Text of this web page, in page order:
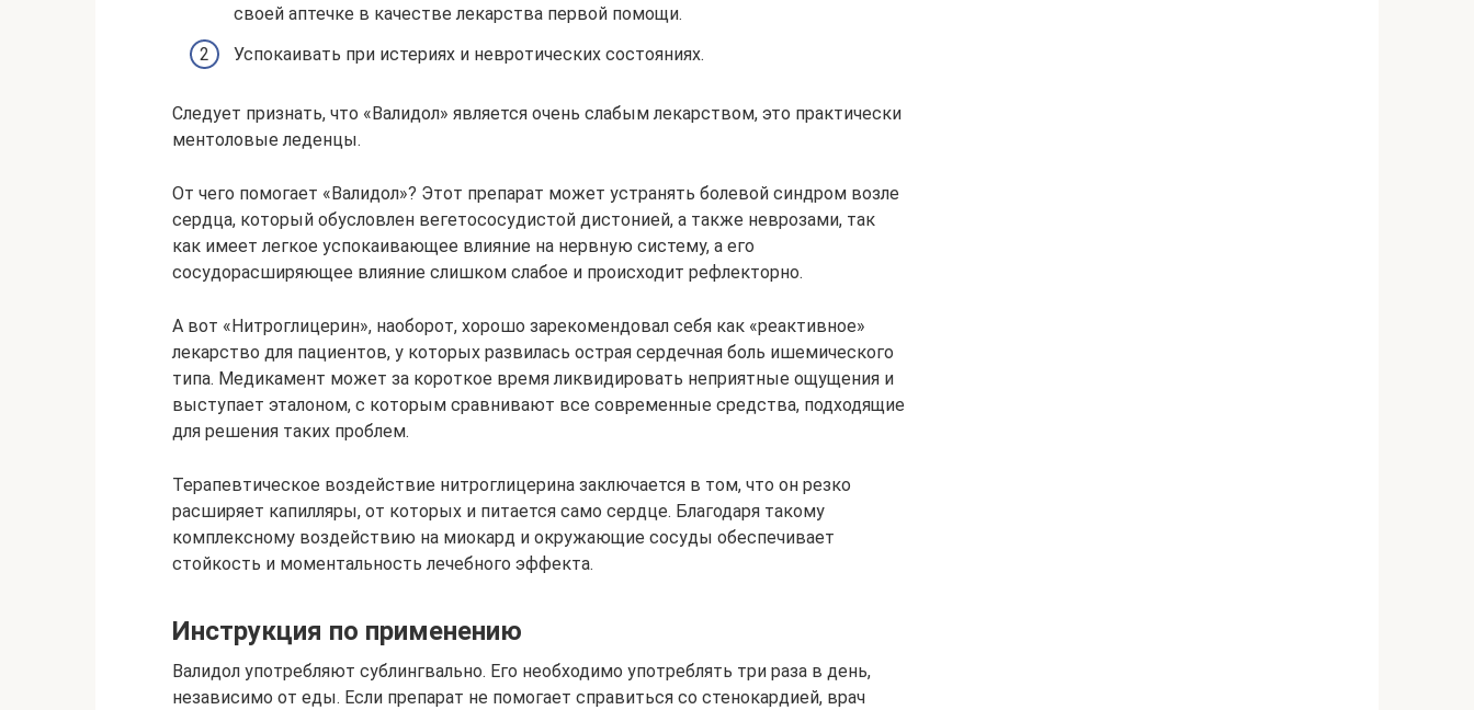
своей аптечке в качестве лекарства первой помощи.
Успокаивать при истериях и невротических состояниях.
Следует признать, что «Валидол» является очень слабым лекарством, это практически
ментоловые леденцы.
От чего помогает «Валидол»? Этот препарат может устранять болевой синдром возле
сердца, который обусловлен вегетососудистой дистонией, а также неврозами, так
как имеет легкое успокаивающее влияние на нервную систему, а его
сосудорасширяющее влияние слишком слабое и происходит рефлекторно.
А вот «Нитроглицерин», наоборот, хорошо зарекомендовал себя как «реактивное»
лекарство для пациентов, у которых развилась острая сердечная боль ишемического
типа. Медикамент может за короткое время ликвидировать неприятные ощущения и
выступает эталоном, с которым сравнивают все современные средства, подходящие
для решения таких проблем.
Терапевтическое воздействие нитроглицерина заключается в том, что он резко
расширяет капилляры, от которых и питается само сердце. Благодаря такому
комплексному воздействию на миокард и окружающие сосуды обеспечивает
стойкость и моментальность лечебного эффекта.
Инструкция по применению
Валидол употребляют сублингвально. Его необходимо употреблять три раза в день,
независимо от еды. Если препарат не помогает справиться со стенокардией, врач